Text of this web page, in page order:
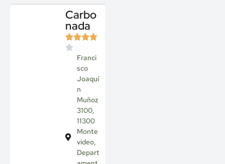
Carbo
nada
Franci
sco
Joaquí
n
Muñoz
3100,
11300
Monte
video,
Depart